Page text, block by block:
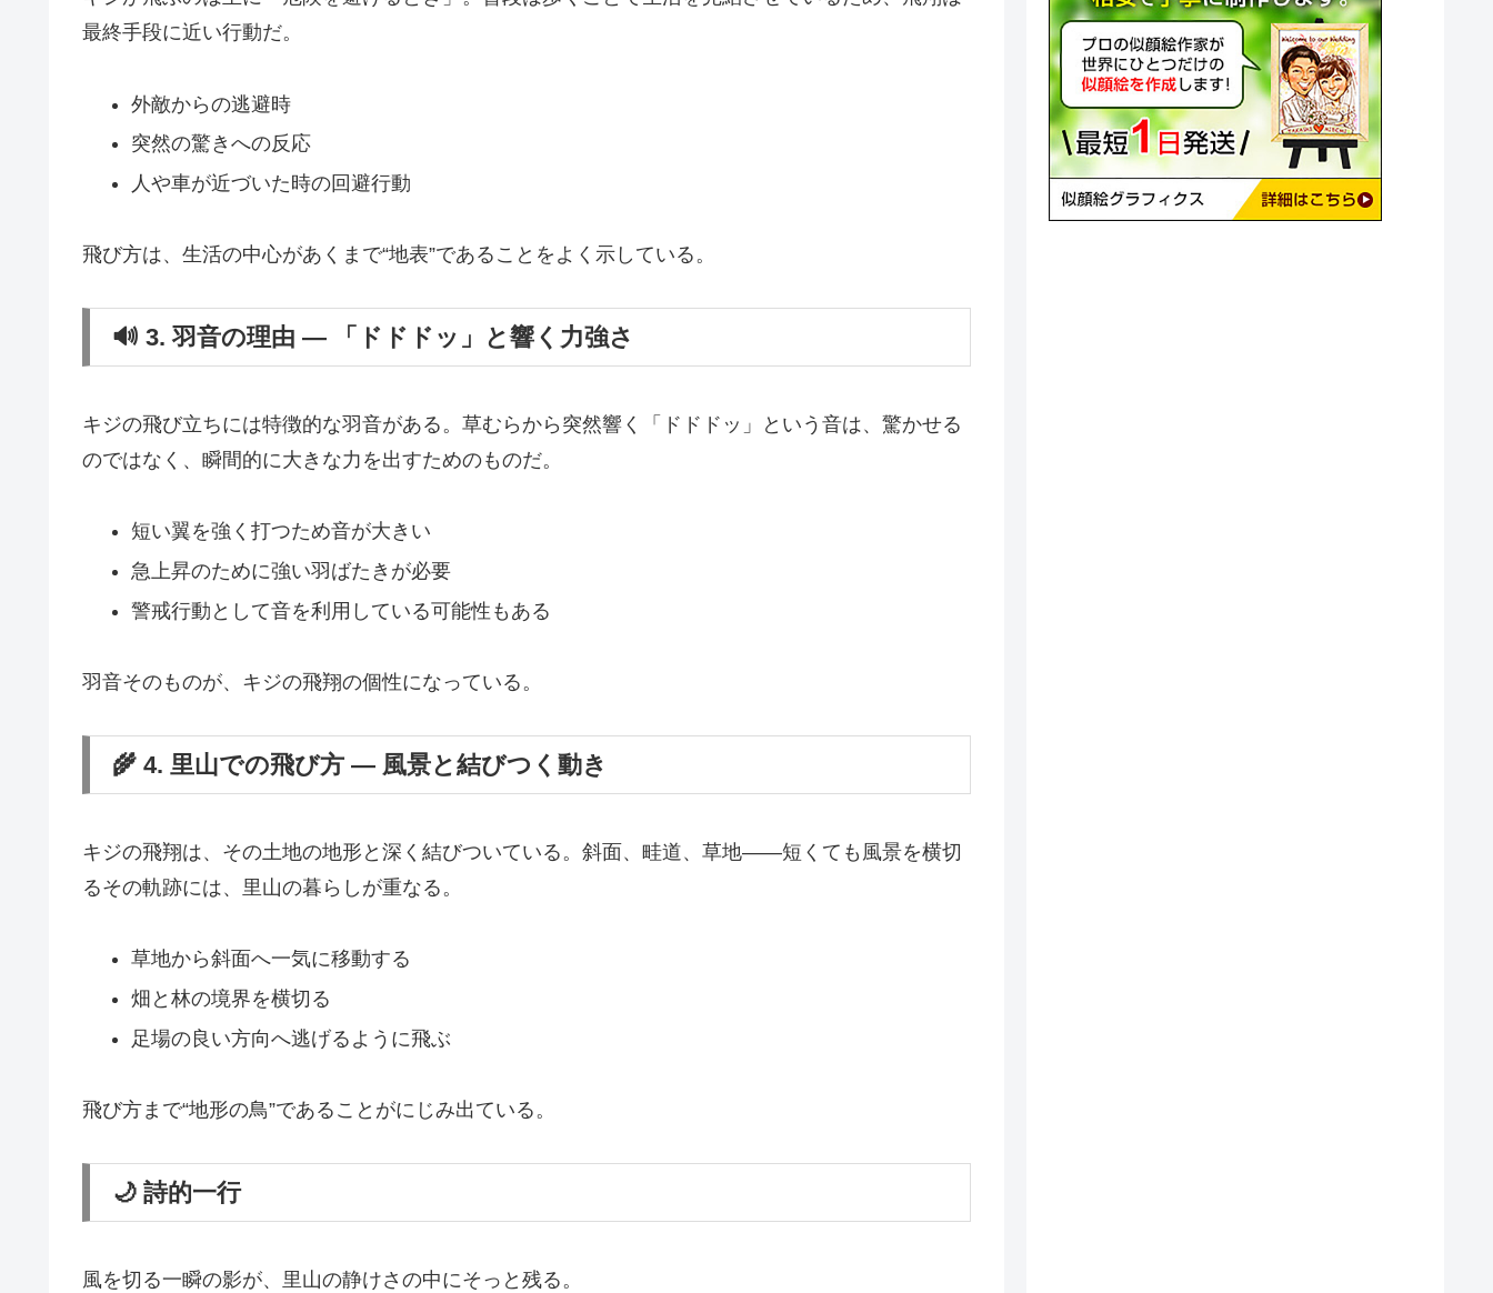
最終手段に近い行動だ。
外敵からの逃避時
突然の驚きへの反応
人や車が近づいた時の回避行動
飛び方は、生活の中心があくまで“地表”であることをよく示している。
🔊 3. 羽音の理由 ― 「ドドドッ」と響く力強さ
キジの飛び立ちには特徴的な羽音がある。草むらから突然響く「ドドドッ」という音は、驚かせる
のではなく、瞬間的に大きな力を出すためのものだ。
短い翼を強く打つため音が大きい
急上昇のために強い羽ばたきが必要
警戒行動として音を利用している可能性もある
羽音そのものが、キジの飛翔の個性になっている。
🌾 4. 里山での飛び方 ― 風景と結びつく動き
キジの飛翔は、その土地の地形と深く結びついている。斜面、畦道、草地――短くても風景を横切
るその軌跡には、里山の暮らしが重なる。
草地から斜面へ一気に移動する
畑と林の境界を横切る
足場の良い方向へ逃げるように飛ぶ
飛び方まで“地形の鳥”であることがにじみ出ている。
🌙 詩的一行
風を切る一瞬の影が、里山の静けさの中にそっと残る。